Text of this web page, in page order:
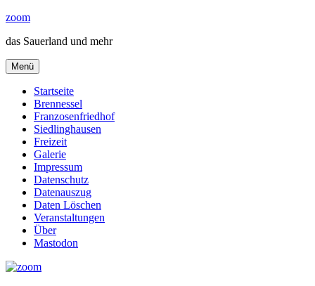
Zum
springen
zoom
das Sauerland und mehr
Menü
Startseite
Brennessel
Franzosenfriedhof
Siedlinghausen
Freizeit
Galerie
Impressum
Datenschutz
Datenauszug
Daten Löschen
Veranstaltungen
Über
Mastodon